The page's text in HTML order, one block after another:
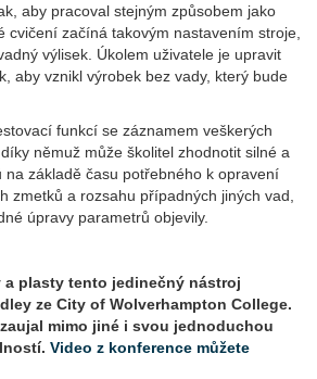
aby pracoval stejným způsobem jako
cvičení začíná takovým nastavením stroje,
výlisek. Úkolem uživatele je upravit
aby vznikl výrobek bez vady, který bude
funkcí se záznamem veškerých
němuž může školitel zhodnotit silné a
na základě času potřebného k opravení
zmetků a rozsahu případných jiných vad,
úpravy parametrů objevily.
a plasty tento jedinečný nástroj
ze City of Wolverhampton College.
mimo jiné i svou jednoduchou
Video z konference můžete